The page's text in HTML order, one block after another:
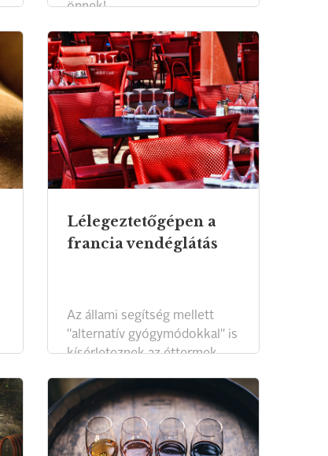
önnek!
Lélegeztetőgépen a
francia vendéglátás
Az állami segítség mellett
"alternatív gyógymódokkal" is
kísérleteznek az éttermek.